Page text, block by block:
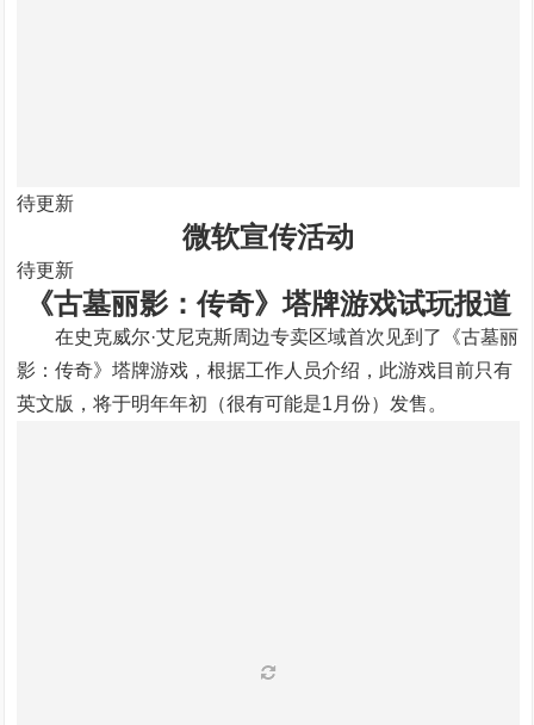
待更新
微软宣传活动
待更新
《古墓丽影：传奇》塔牌游戏试玩报道
在史克威尔·艾尼克斯周边专卖区域首次见到了《古墓丽
影：传奇》塔牌游戏，根据工作人员介绍，此游戏目前只有
英文版，将于明年年初（很有可能是1月份）发售。